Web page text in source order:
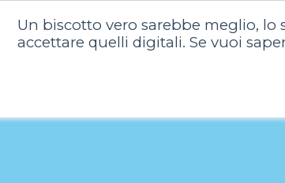
Un biscotto vero sarebbe meglio,
accettare quelli digitali. Se vuoi
Chi siamo Dizionario